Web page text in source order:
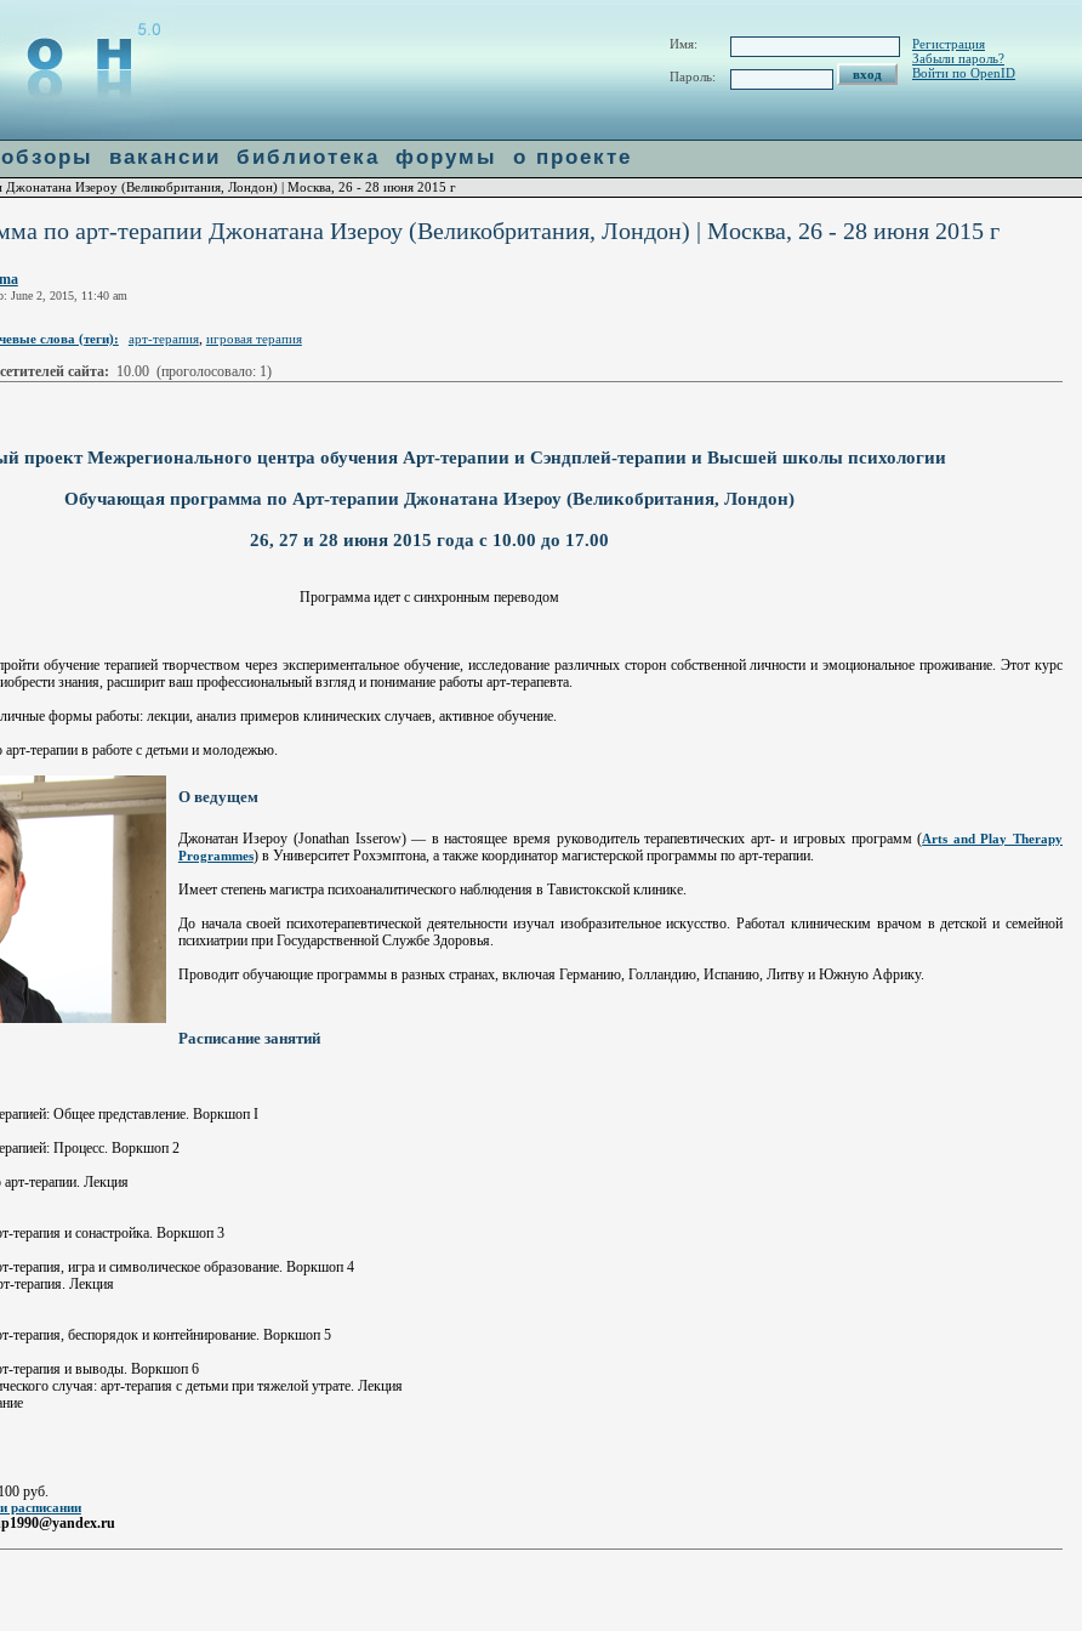
]: failed to open stream: Connection refused in
по арт-терапии Джонатана Изероу (Великобритания, Лондон) | Москва, 26 - 28 июня 2015 г
June 2, 2015, 11:40 am
слова (теги): арт-терапия, игровая терапия
сайта: 10.00 (проголосовало: 1)
проект Межрегионального центра обучения Арт-терапии и Сэндплей-терапии и Высшей школы психологии
Обучающая программа по Арт-терапии Джонатана Изероу (Великобритания, Лондон)
26, 27 и 28 июня 2015 года с 10.00 до 17.00
Программа идет с синхронным переводом
обучение терапией творчеством через экспериментальное обучение, исследование различных сторон собственной личности и эмоциональное проживание. Этот курс
знания, расширит ваш профессиональный взгляд и понимание работы арт-терапевта.
формы работы: лекции, анализ примеров клинических случаев, активное обучение.
терапии в работе с детьми и молодежью.
О ведущем
Джонатан Изероу (Jonathan Isserow) — в настоящее время руководитель терапевтических арт- и игровых программ (Arts and Play Therapy
Programmes) в Университет Рохэмптона, а также координатор магистерской программы по арт-терапии.
Имеет степень магистра психоаналитического наблюдения в Тавистокской клинике.
До начала своей психотерапевтической деятельности изучал изобразительное искусство. Работал клиническим врачом в детской и семейной
психиатрии при Государственной Службе Здоровья.
Проводит обучающие программы в разных странах, включая Германию, Голландию, Испанию, Литву и Южную Африку.
Расписание занятий
Общее представление. Воркшоп I
Процесс. Воркшоп 2
терапии. Лекция
терапия и сонастройка. Воркшоп 3
терапия, игра и символическое образование. Воркшоп 4
терапия. Лекция
терапия, беспорядок и контейнирование. Воркшоп 5
терапия и выводы. Воркшоп 6
случая: арт-терапия с детьми при тяжелой утрате. Лекция
руб.
расписании
Имя:
Пароль:
Регистрация
Забыли пароль?
Войти по OpenID
обзоры вакансии библиотека форумы о проекте
Изероу (Великобритания, Лондон) | Москва, 26 - 28 июня 2015 г